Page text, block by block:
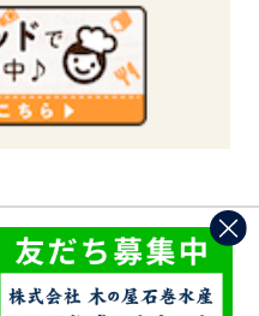
律 会社概要
工場直売所
み お問い合わせ